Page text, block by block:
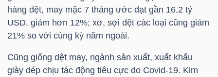
hàng dệt, may mặc 7 tháng ước đạt gần 16,2 tỷ
USD, giảm hơn 12%; xơ, sợi dệt các loại cũng giảm
21% so với cùng kỳ năm ngoái.
Cũng giống dệt may, ngành sản xuất, xuất khẩu
giày dép chịu tác động tiêu cực do Covid-19. Kim
PHÁI